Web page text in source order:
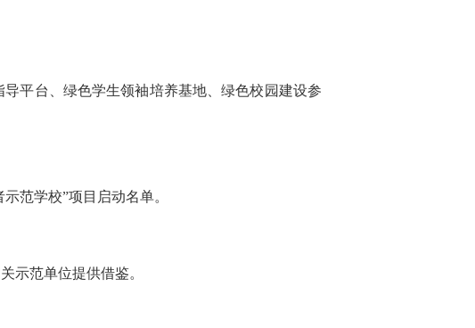
平台、绿色学生领袖培养基地、绿色校园建设参
范学校”项目启动名单。
范单位提供借鉴。